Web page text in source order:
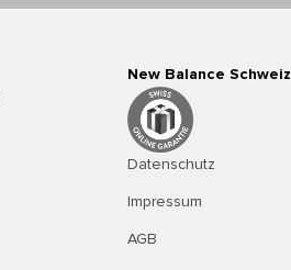
New Balance Schweiz
Datenschutz
Impressum
AGB